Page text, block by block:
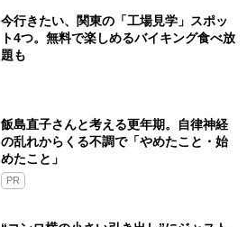
今行きたい、関東の「工場見学」スポッ
ト4つ。無料で楽しめるバイキング食べ放
題も
飯島直子さんと考える更年期。自律神経
の乱れからくる不調で「やめたこと・始
めたこと」
PR